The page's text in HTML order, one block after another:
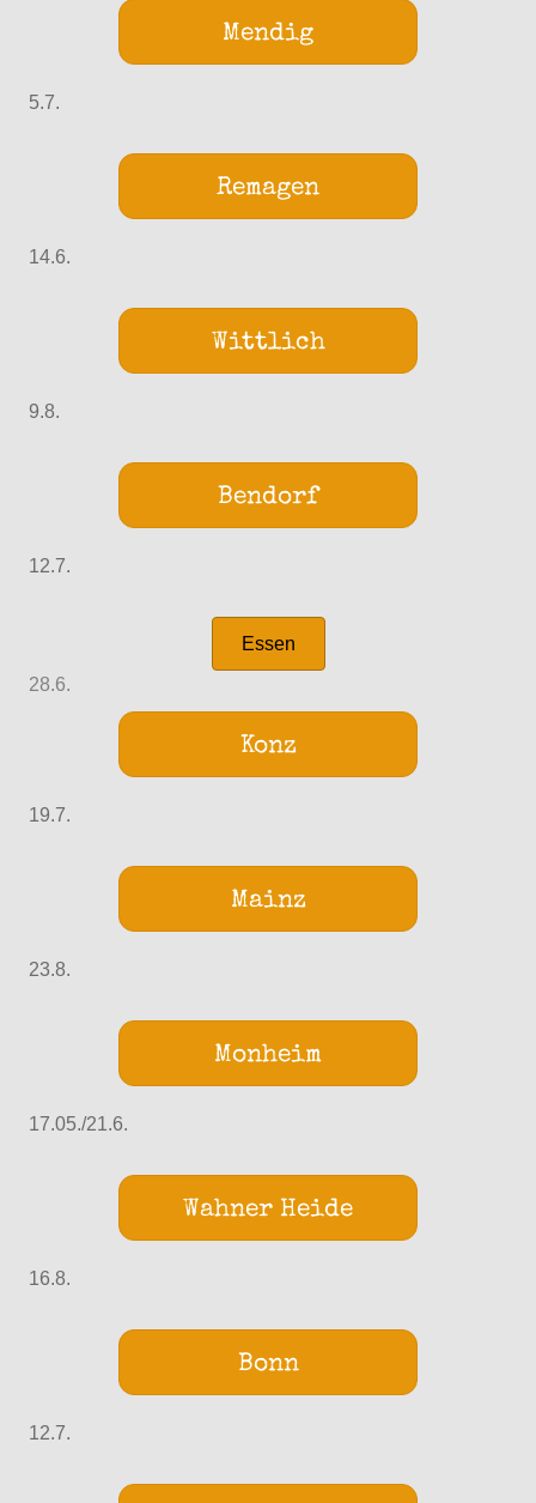
Mendig
5.7.
Remagen
14.6.
Wittlich
9.8.
Bendorf
12.7.
Essen
28.6.
Konz
19.7.
Mainz
23.8.
Monheim
17.05./21.6.
Wahner Heide
16.8.
Bonn
12.7.